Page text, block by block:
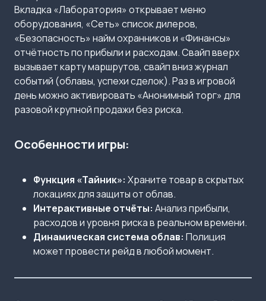
Вкладка «Лаборатория» открывает меню
оборудования, «Сеть» список дилеров,
«Безопасность» найм охранников и «Финансы»
отчётность по прибыли и расходам. Свайп вверх
вызывает карту маршрутов, свайп вниз журнал
событий (облавы, успехи сделок). Раз в игровой
день можно активировать «Анонимный торг» для
разовой крупной продажи без риска.
Особенности игры:
Функция «Тайник»: Храните товар в скрытых
локациях для защиты от облав.
Интерактивные отчёты: Анализ прибыли,
расходов и уровня риска в реальном времени.
Динамическая система облав: Полиция
может провести рейд в любой момент.